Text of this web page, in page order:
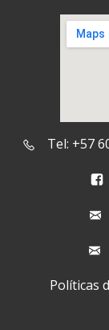
Tel: +57
Políticas